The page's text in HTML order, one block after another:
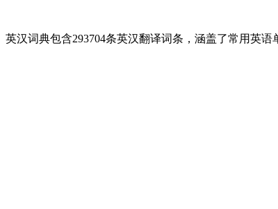
英汉词典包含293704条英汉翻译词条，涵盖了常用英